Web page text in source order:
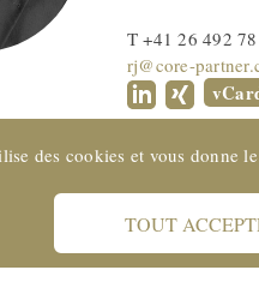
T +41 26 492
rj@core-
© 2022 CORE
des cookies et vous donne
TOUT